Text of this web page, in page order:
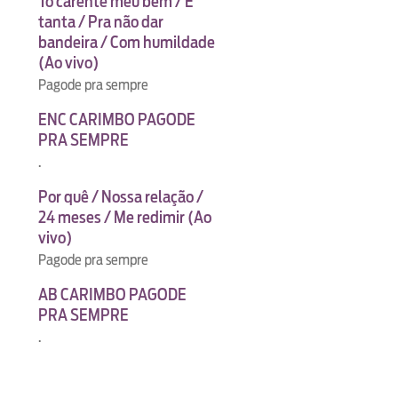
tanta / Pra não dar
bandeira / Com humildade
(Ao vivo)
Pagode pra sempre
ENC CARIMBO PAGODE
PRA SEMPRE
.
Por quê / Nossa relação /
24 meses / Me redimir (Ao
vivo)
Pagode pra sempre
AB CARIMBO PAGODE
PRA SEMPRE
.